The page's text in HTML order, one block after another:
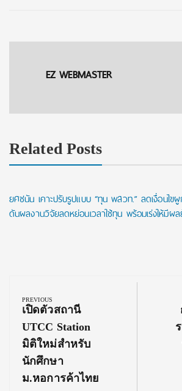
EZ WEBMASTER
Related Posts
ยศชนัน เคาะปรับรูปแบบ “ทุน พสวท.” ลดเงื่อนไขผู
ดันผลงานวิจัยลดหย่อนเวลาใช้ทุน พร้อมเร่งให้มีผ
navigation
PREVIOUS
Previous
Post:
เปิดตัวสถานี
UTCC Station
มิติใหม่สำหรับ
นักศึกษา
ม.หอการค้าไทย